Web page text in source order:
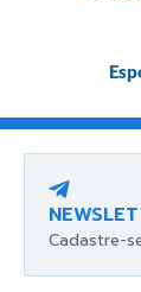
Cadastre-